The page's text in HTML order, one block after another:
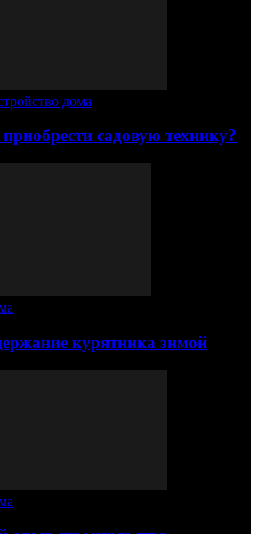
дома
приобрести садовую технику?
курятника зимой